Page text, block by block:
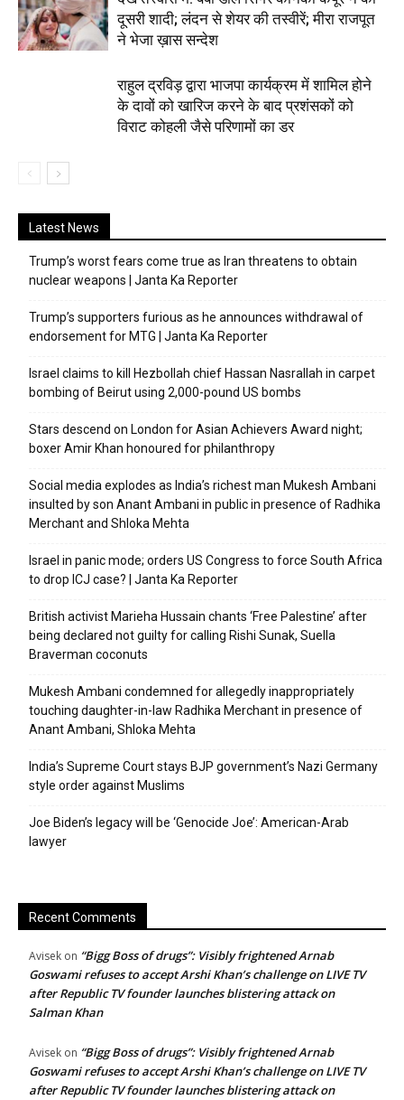
दूसरी शादी; लंदन से शेयर की तस्वीरें; मीरा राजपूत
ने भेजा ख़ास सन्देश
राहुल द्रविड़ द्वारा भाजपा कार्यक्रम में शामिल होने
के दावों को खारिज करने के बाद प्रशंसकों को
विराट कोहली जैसे परिणामों का डर
Latest News
Trump’s worst fears come true as Iran threatens to obtain
nuclear weapons | Janta Ka Reporter
Trump’s supporters furious as he announces withdrawal of
endorsement for MTG | Janta Ka Reporter
Israel claims to kill Hezbollah chief Hassan Nasrallah in carpet
bombing of Beirut using 2,000-pound US bombs
Stars descend on London for Asian Achievers Award night;
boxer Amir Khan honoured for philanthropy
Social media explodes as India’s richest man Mukesh Ambani
insulted by son Anant Ambani in public in presence of Radhika
Merchant and Shloka Mehta
Israel in panic mode; orders US Congress to force South Africa
to drop ICJ case? | Janta Ka Reporter
British activist Marieha Hussain chants ‘Free Palestine’ after
being declared not guilty for calling Rishi Sunak, Suella
Braverman coconuts
Mukesh Ambani condemned for allegedly inappropriately
touching daughter-in-law Radhika Merchant in presence of
Anant Ambani, Shloka Mehta
India’s Supreme Court stays BJP government’s Nazi Germany
style order against Muslims
Joe Biden’s legacy will be ‘Genocide Joe’: American-Arab
lawyer
Recent Comments
Avisek on “Bigg Boss of drugs”: Visibly frightened Arnab
Goswami refuses to accept Arshi Khan’s challenge on LIVE TV
after Republic TV founder launches blistering attack on
Salman Khan
Avisek on “Bigg Boss of drugs”: Visibly frightened Arnab
Goswami refuses to accept Arshi Khan’s challenge on LIVE TV
after Republic TV founder launches blistering attack on